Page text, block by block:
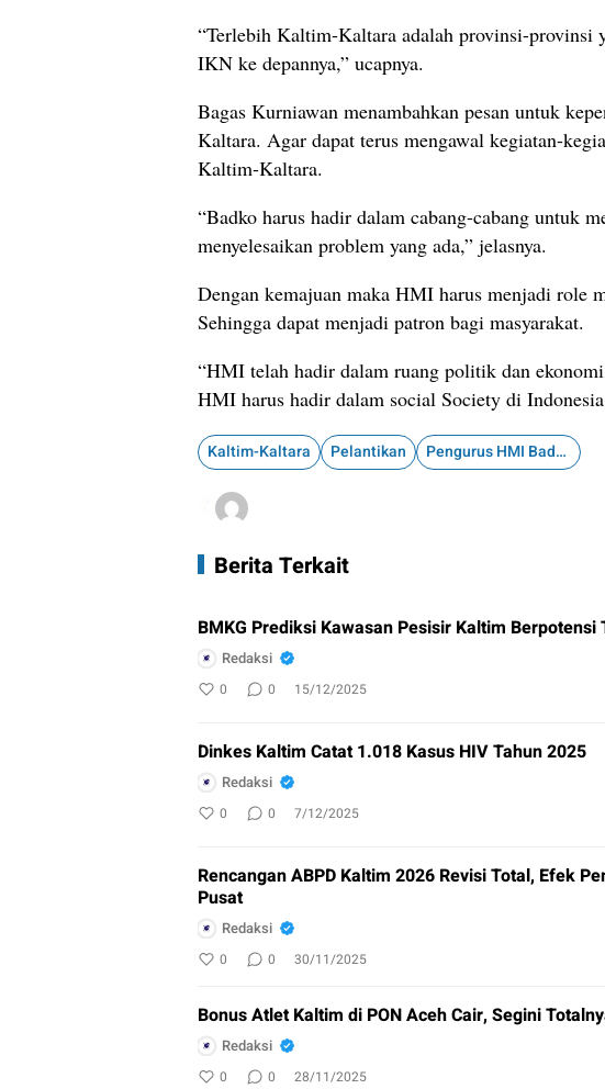
“Terlebih Kaltim-Kaltara adalah provinsi-provinsi
IKN ke depannya,” ucapnya.
Bagas Kurniawan menambahkan pesan untuk
Kaltara. Agar dapat terus mengawal kegiatan-
Kaltim-Kaltara.
“Badko harus hadir dalam cabang-cabang untuk
menyelesaikan problem yang ada,” jelasnya.
Dengan kemajuan maka HMI harus menjadi role
Sehingga dapat menjadi patron bagi masyarakat.
“HMI telah hadir dalam ruang politik dan
HMI harus hadir dalam social Society di
Kaltim-Kaltara Pelantikan Pengurus HMI Badko
Berita Terkait
BMKG Prediksi Kawasan Pesisir Kaltim Berpotensi
Redaksi
0 0 15/12/2025
Dinkes Kaltim Catat 1.018 Kasus HIV Tahun 2025
Redaksi
0 0 7/12/2025
Rencangan ABPD Kaltim 2026 Revisi Total, Efek
Pusat
Redaksi
0 0 30/11/2025
Bonus Atlet Kaltim di PON Aceh Cair, Segini
Redaksi
0 0 28/11/2025